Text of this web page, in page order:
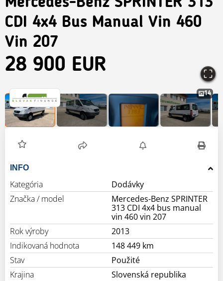
CDI 4x4 Bus Manual Vin 460
Vin 207
28 900 EUR
14
INFO
Kategória
Dodávky
Značka / model
Mercedes-Benz SPRINTER
313 CDI 4x4 bus manual
vin 460 vin 207
Rok výroby
2013
Indikovaná hodnota
148 449 km
Stav
Použité
Krajina
Slovenská republika